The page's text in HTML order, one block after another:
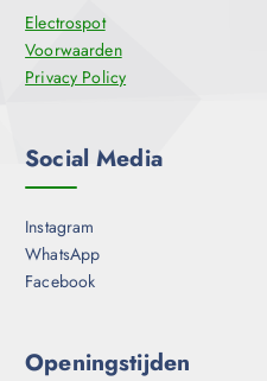
Electrospot
Voorwaarden
Privacy Policy
Social Media
Instagram
WhatsApp
Facebook
Openingstijden